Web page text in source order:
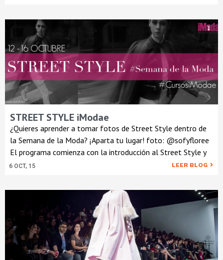
STREET STYLE iModae
6 OCT, 15
¿Quieres aprender a tomar fotos de Street Style dentro de
la Semana de la Moda? ¡Aparta tu lugar! foto: @sofyfloree
El programa comienza con la introducción al Street Style y
LEER BLOG